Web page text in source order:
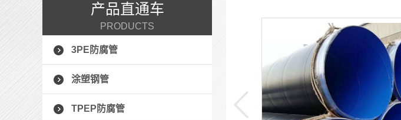
产品直通车
PRODUCTS
3PE防腐管
涂塑钢管
TPEP防腐管
廊坊3PE防腐管
三层防腐结构组成包括： 熔结环氧粉末底层、聚合
物胶粘剂中间层和聚乙烯面层，其中环氧粉末底层的作用是
形成连续的涂膜，与钢管表面粘结、固化而提供良好的附着
力，并具有很好的耐化学品性和抗阴极...